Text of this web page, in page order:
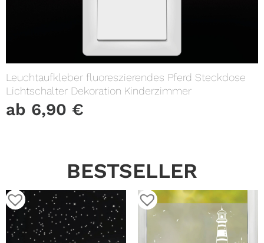
Leuchtaufkleber fluoreszierendes Pferd Steckdose
Lichtschalter Dekoration Kinderzimmer
ab 6,90 €
BESTSELLER